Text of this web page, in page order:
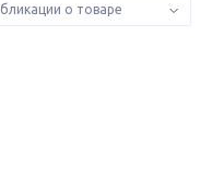
о товаре